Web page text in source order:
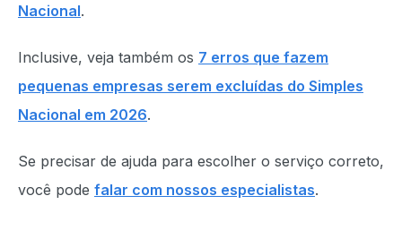
Nacional.
Inclusive, veja também os 7 erros que fazem
pequenas empresas serem excluídas do Simples
Nacional em 2026.
Se precisar de ajuda para escolher o serviço correto,
você pode falar com nossos especialistas.